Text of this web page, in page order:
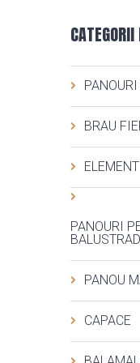
CATEGORII
BRAU
PANOURI
PANOU
CAPACE